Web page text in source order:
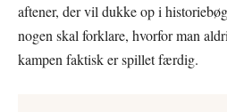
aftener, der vil dukke op i
nogen skal forklare, hvorfor man
kampen faktisk er spillet færdig.